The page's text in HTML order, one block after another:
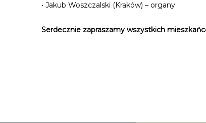
• Jakub Woszczalski (Kraków) – organy
Serdecznie zapraszamy wszystkich